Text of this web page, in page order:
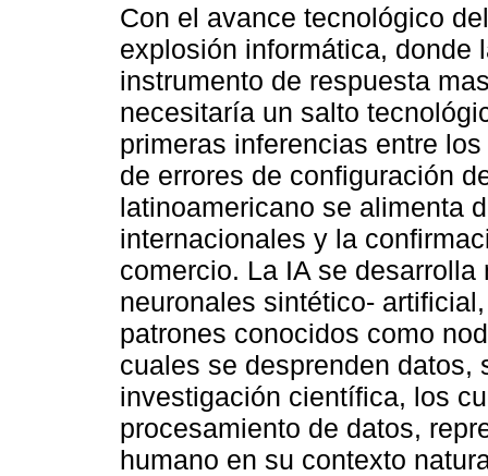
Con el avance tecnológico
explosión informática, donde
instrumento de respuesta
necesitaría un salto
primeras inferencias entre
de errores de configuración
latinoamericano se alimenta
internacionales y la
comercio. La IA se
neuronales sintético-
patrones conocidos como
cuales se desprenden datos,
investigación científica, los
procesamiento de datos,
humano en su contexto